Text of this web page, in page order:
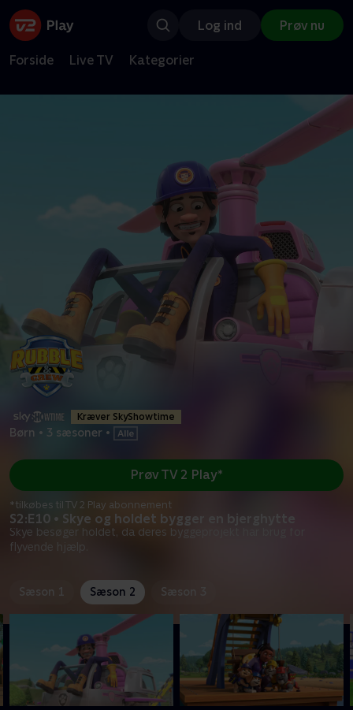
Log ind Prøv nu
Forside Live TV Kategorier
Kræver SkyShowtime
Børn • 3 sæsoner •
S2:E10 • Skye og holdet bygger en bjerghytte
Skye besøger holdet, da deres byggeprojekt har brug for
flyvende hjælp.
Prøv TV 2 Play*
*tilkøbes til TV 2 Play abonnement
Sæson 1 Sæson 2 Sæson 3